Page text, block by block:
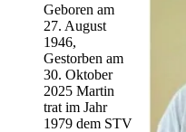
Geboren am
27. August
1946,
Gestorben am
30. Oktober
2025 Martin
trat im Jahr
1979 dem STV